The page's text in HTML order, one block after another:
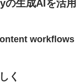
の生成AIを活用
workflows
く